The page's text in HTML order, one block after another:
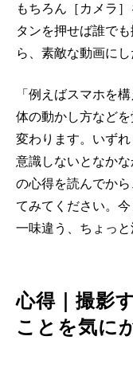
もちろん［カメラ
タンを押せば誰で
ら、素敵な動画にし
「例えばスマホを
体の動かし方など
変わります。いずれ
意識しないとなか
の心得を読んでか
てみてください。
一味違う、ちょっと
心得｜撮影
ことを気に